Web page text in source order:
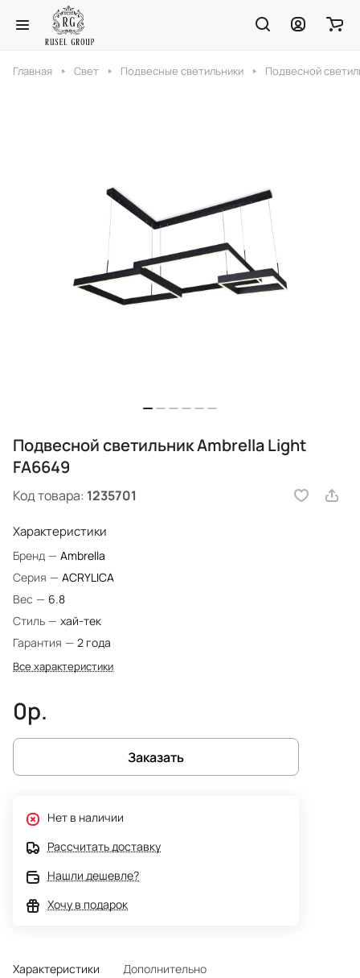
Главная Свет Подвесные светильники Подвесной
Подвесной светильник Ambrella Light
FA6649
Код товара: 1235701
Характеристики
Бренд — Ambrella
Серия — ACRYLICA
Вес — 6.8
Стиль — хай-тек
Гарантия — 2 года
Все характеристики
0р.
Заказать
Нет в наличии
Рассчитать доставку
Нашли дешевле?
Хочу в подарок
Характеристики Дополнительно